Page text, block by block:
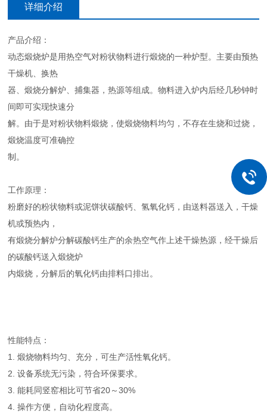
详细介绍
产品介绍：
动态煅烧炉是用热空气对粉状物料进行煅烧的一种炉型。主要由预热
干燥机、换热
器、煅烧分解炉、捕集器，热源等组成。物料进入炉内后经几秒钟时
间即可实现快速分
解。由于是对粉状物料煅烧，使煅烧物料均匀，不存在生烧和过烧，
煅烧温度可准确控
制。
工作原理：
粉磨好的粉状物料或泥饼状碳酸钙、氢氧化钙，由送料器送入，干燥
机或预热内，
有煅烧分解炉分解碳酸钙生产的余热空气作上述干燥热源，经干燥后
的碳酸钙送入煅烧炉
内煅烧，分解后的氧化钙由排料口排出。
性能特点：
1. 煅烧物料均匀、充分，可生产活性氧化钙。
2. 设备系统无污染，符合环保要求。
3. 能耗同竖窑相比可节省20～30%
4. 操作方便，自动化程度高。